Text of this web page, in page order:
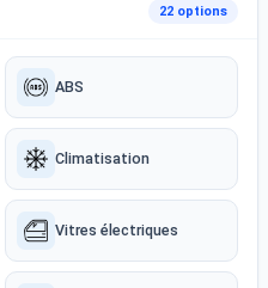
22 options
ABS
Climatisation
Vitres électriques